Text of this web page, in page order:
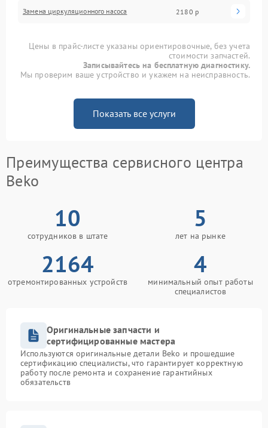
Замена циркуляционного насоса 2180 р
Цены в прайс-листе указаны ориентировочные, без учета
стоимости запчастей.
Записывайтесь на бесплатную диагностику.
Мы проверим ваше устройство и укажем на неисправность.
Показать все услуги
Преимущества сервисного центра
Beko
10
сотрудников в штате
5
лет на рынке
2164
отремонтированных устройств
4
минимальный опыт работы
специалистов
Оригинальные запчасти и
сертифицированные мастера
Используются оригинальные детали Beko и прошедшие
сертификацию специалисты, что гарантирует корректную
работу после ремонта и сохранение гарантийных
обязательств